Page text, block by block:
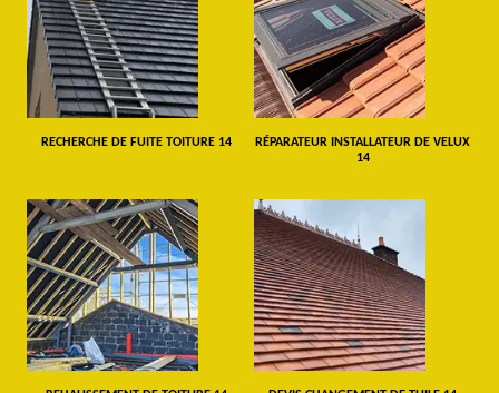
RECHERCHE DE FUITE TOITURE 14
RÉPARATEUR INSTALLATEUR DE VELUX
14